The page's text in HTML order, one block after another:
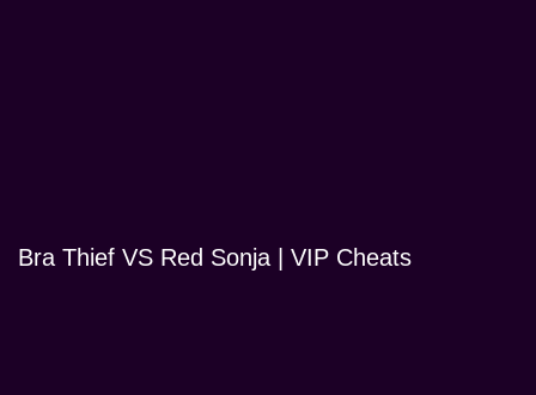
Bra Thief VS Red Sonja | VIP Cheats